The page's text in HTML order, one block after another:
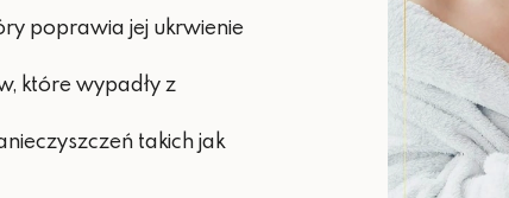
poprawia jej ukrwienie
które wypadły z
takich jak